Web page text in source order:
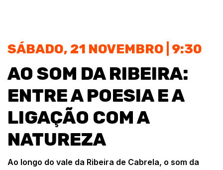
SÁBADO, 21 NOVEMBRO | 9:30
AO SOM DA RIBEIRA:
ENTRE A POESIA E A
LIGAÇÃO COM A
NATUREZA
Ao longo do vale da Ribeira de Cabrela, o som da